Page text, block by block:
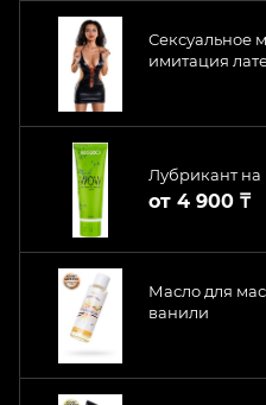
Сексуальное
имитация
Лубрикант на
от 4 900 ₸
Масло для
ванили